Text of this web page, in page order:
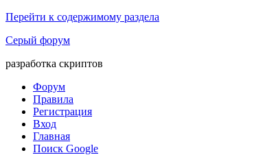
Перейти к содержимому раздела
Серый форум
разработка скриптов
Форум
Правила
Регистрация
Вход
Главная
Поиск Google